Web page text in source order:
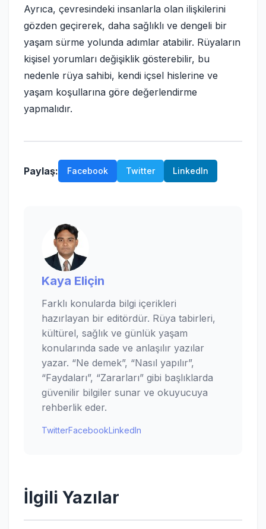
Ayrıca, çevresindeki insanlarla olan ilişkilerini
gözden geçirerek, daha sağlıklı ve dengeli bir
yaşam sürme yolunda adımlar atabilir. Rüyaların
kişisel yorumları değişiklik gösterebilir, bu
nedenle rüya sahibi, kendi içsel hislerine ve
yaşam koşullarına göre değerlendirme
yapmalıdır.
Paylaş: Facebook Twitter LinkedIn
Kaya Eliçin
Farklı konularda bilgi içerikleri
hazırlayan bir editördür. Rüya tabirleri,
kültürel, sağlık ve günlük yaşam
konularında sade ve anlaşılır yazılar
yazar. “Ne demek”, “Nasıl yapılır”,
“Faydaları”, “Zararları” gibi başlıklarda
güvenilir bilgiler sunar ve okuyucuya
rehberlik eder.
TwitterFacebookLinkedIn
İlgili Yazılar